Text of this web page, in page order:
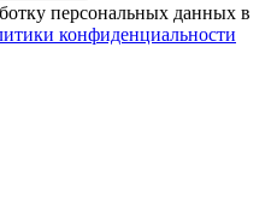
персональных данных в
конфиденциальности